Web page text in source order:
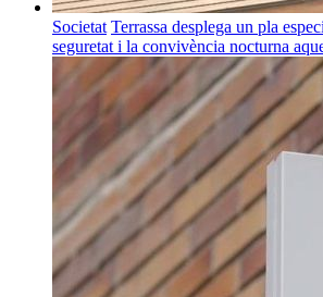
Societat Terrassa desplega un pla
seguretat i la convivència nocturna